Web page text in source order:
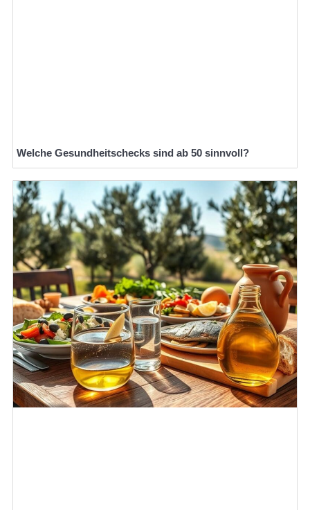
Welche Gesundheitschecks sind ab 50 sinnvoll?